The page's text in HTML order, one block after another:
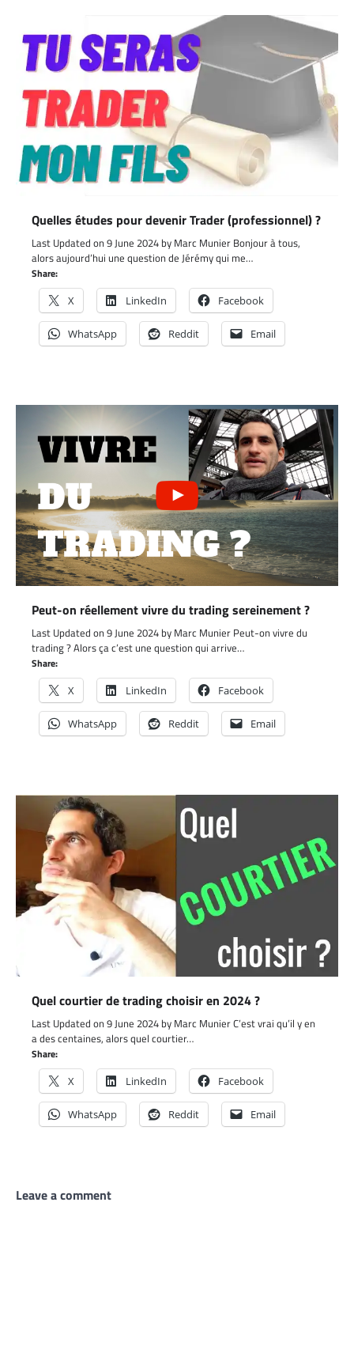
Quelles études pour devenir Trader (professionnel) ?
Last Updated on 9 June 2024 by Marc Munier Bonjour à tous,
alors aujourd’hui une question de Jérémy qui me…
Share:
X LinkedIn Facebook
WhatsApp Reddit Email
Peut-on réellement vivre du trading sereinement ?
Last Updated on 9 June 2024 by Marc Munier Peut-on vivre du
trading ? Alors ça c’est une question qui arrive…
Share:
X LinkedIn Facebook
WhatsApp Reddit Email
Quel courtier de trading choisir en 2024 ?
Last Updated on 9 June 2024 by Marc Munier C’est vrai qu’il y en
a des centaines, alors quel courtier…
Share:
X LinkedIn Facebook
WhatsApp Reddit Email
Leave a comment